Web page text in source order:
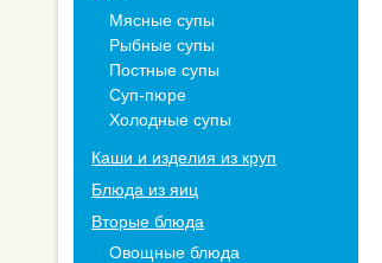
Мясные супы
Рыбные супы
Постные супы
Суп-пюре
Холодные супы
Каши и изделия из круп
Блюда из яиц
Вторые блюда
Овощные блюда